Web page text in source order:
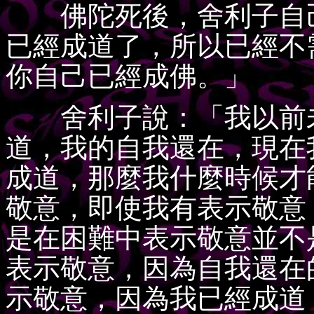
佛陀死後，舍利子自
已經成道了，所以已經
你自己已經成佛。」
舍利子說：「我以前
道，我的自我還在，現
成道，那麼我什麼時候
敬意，即使我有表示敬
是在困難中表示敬意並
表示敬意，因為自我還
示敬意，因為我已經成